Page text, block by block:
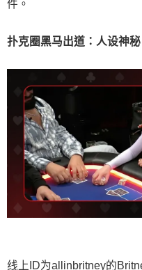
件。
扑克圈黑马出道：人设神
线上ID为allinbritney的